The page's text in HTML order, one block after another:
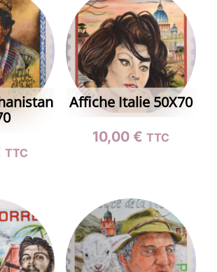
TTC
Affiche Italie 50X70
10,00 € TTC